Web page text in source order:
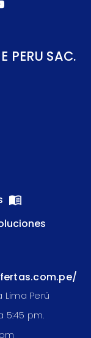
PERU SAC.
Lima Perú
5:45 pm.